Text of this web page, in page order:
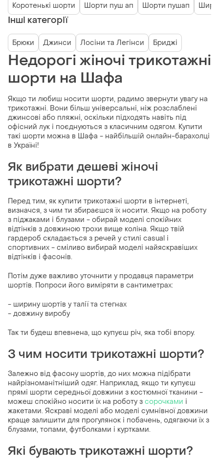
Коротенькі шорти Шорти пуш ап Шорти пушап
Інші категорії
Брюки Джинси Лосіни та Легінси Бриджі
Недорогі жіночі трикотажні
шорти на Шафа
Якщо ти любиш носити шорти, радимо звернути увагу на
трикотажні. Вони більш універсальні, ніж розслаблені
джинсові або пляжні, оскільки підходять навіть під
офісний лук і поєднуються з класичним одягом. Купити
такі шорти можна в Шафа - найбільшій онлайн-барахолці
в Україні!
Як вибрати дешеві жіночі
трикотажні шорти?
Перед тим, як купити трикотажні шорти в інтернеті,
визначся, з чим ти збираєшся їх носити. Якщо на роботу
з піджаками і блузами - обирай моделі спокійних
відтінків з довжиною трохи вище коліна. Якщо твій
гардероб складається з речей у стилі casual і
спортивних - сміливо вибирай моделі найяскравіших
відтінків і фасонів.
Потім дуже важливо уточнити у продавця параметри
шортів. Попроси його виміряти в сантиметрах:
- ширину шортів у талії та стегнах
- довжину виробу
Так ти будеш впевнена, що купуєш річ, яка тобі впору.
З чим носити трикотажні шорти?
Залежно від фасону шортів, до них можна підібрати
найрізноманітніший одяг. Наприклад, якщо ти купуєш
прямі шорти середньої довжини з костюмної тканини -
можеш спокійно носити їх на роботу з сорочками і
жакетами. Яскраві моделі або моделі сумнівної довжини
краще залишити для прогулянок і побачень, одягаючи їх з
блузами, топами, футболками і куртками.
Які бувають трикотажні шорти?